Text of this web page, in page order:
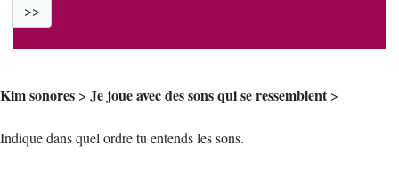
>>
Kim sonores > Je joue avec des sons qui se ressemblent >
Indique dans quel ordre tu entends les sons.